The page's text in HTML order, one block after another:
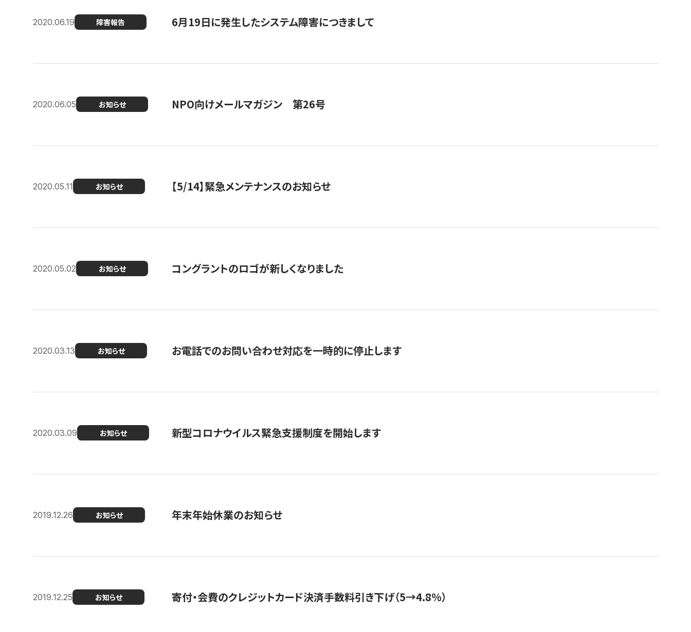
2020.06.19 障害報告 6月19日に発生したシステム障害につきまして
2020.06.05 お知らせ NPO向けメールマガジン 第26号
2020.05.11 お知らせ 【5/14】緊急メンテナンスのお知らせ
2020.05.02 お知らせ コングラントのロゴが新しくなりました
2020.03.13 お知らせ お電話でのお問い合わせ対応を一時的に停止します
2020.03.09 お知らせ 新型コロナウイルス緊急支援制度を開始します
2019.12.26 お知らせ 年末年始休業のお知らせ
2019.12.25 お知らせ 寄付・会費のクレジットカード決済手数料引き下げ（5→4.8%）